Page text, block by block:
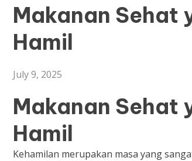
Makanan Sehat
Hamil
July 9, 2025
Makanan Sehat
Hamil
Kehamilan merupakan masa yang